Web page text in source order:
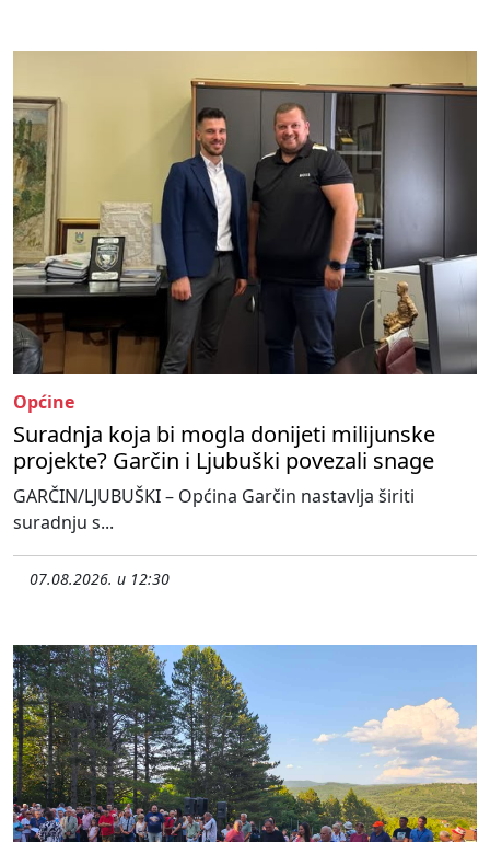
Općine
Suradnja koja bi mogla donijeti milijunske
projekte? Garčin i Ljubuški povezali snage
GARČIN/LJUBUŠKI – Općina Garčin nastavlja širiti
suradnju s...
07.08.2026. u 12:30